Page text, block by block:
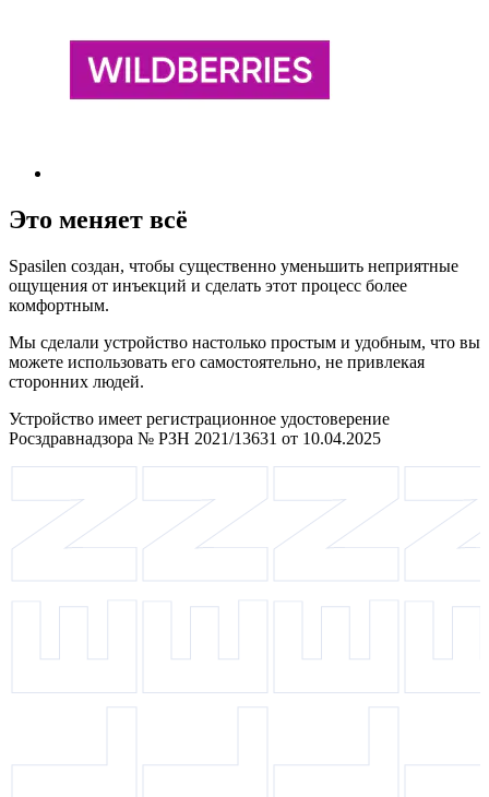
Это меняет всё
Spasilen создан, чтобы существенно уменьшить неприятные
ощущения от инъекций и сделать этот процесс более
комфортным.
Мы сделали устройство настолько простым и удобным, что вы
можете использовать его самостоятельно, не привлекая
сторонних людей.
Устройство имеет регистрационное удостоверение
Росздравнадзора № РЗН 2021/13631 от 10.04.2025